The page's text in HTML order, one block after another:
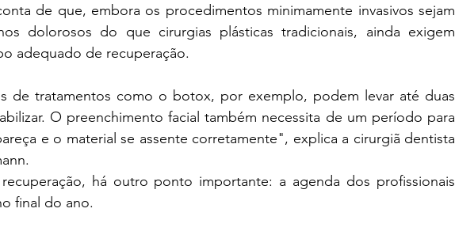
de que, embora os procedimentos minimamente invasivos sejam
dolorosos do que cirurgias plásticas tradicionais, ainda exigem
adequado de recuperação.
de tratamentos como o botox, por exemplo, podem levar até duas
O preenchimento facial também necessita de um período para
e o material se assente corretamente", explica a cirurgiã dentista
há outro ponto importante: a agenda dos profissionais
final do ano.